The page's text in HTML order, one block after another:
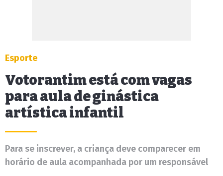
Esporte
Votorantim está com vagas
para aula de ginástica
artística infantil
Para se inscrever, a criança deve comparecer em
horário de aula acompanhada por um responsável